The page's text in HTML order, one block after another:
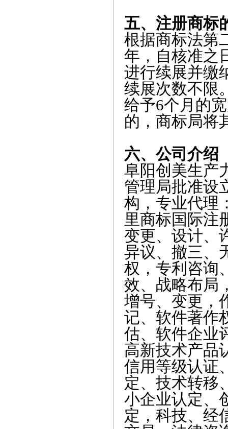
五、 注册商标
根据商标法第
年，自核准之
进行续展并缴
续展次数不限
给予6个月的
的，商标局将
六、公司介绍
阜阳创美生产
管理局批准设
构，专业代理
里商标国际注
变更、设计、
异议、撤三、
权，专利咨询
效、战略布局
增号、变更，
记、软件著作
估、软件企业
高新技术产品
信用等级认证
定、技术转移
小企业认定、
定，科技、经